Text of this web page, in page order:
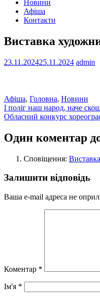
Новини
Афіша
Контакти
Виставка
23.11.202425.11.2024 admin
Афіша, Головна, Новини
Навігація
записів
І поліг наш народ, наче
Обласний конкурс
Один коментар
Сповіщення:
Залишити відповідь
Ваша e-mail адреса не
Коментар *
Ім'я *